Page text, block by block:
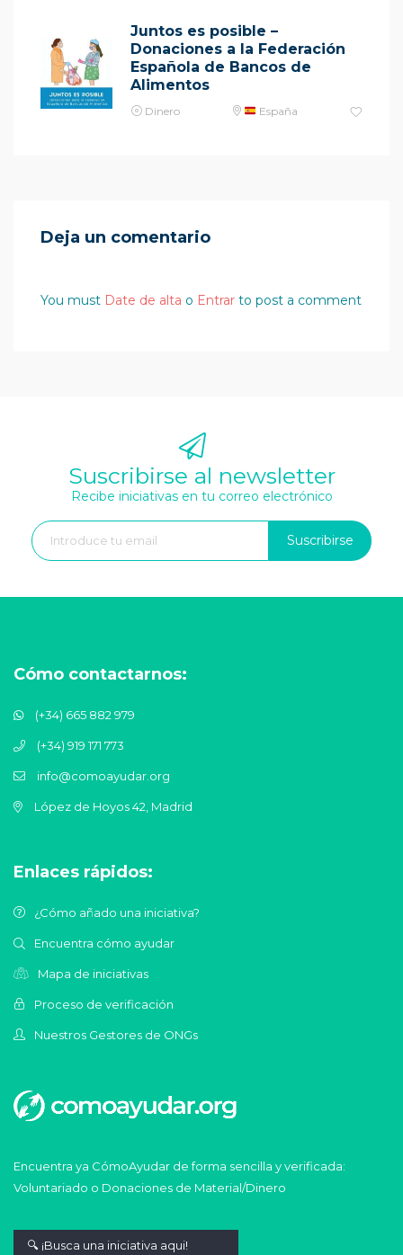
Juntos es posible –
Donaciones a la Federación
Española de Bancos de
Alimentos
Dinero España
Deja un comentario
You must Date de alta o Entrar to post a comment
Suscribirse al newsletter
Recibe iniciativas en tu correo electrónico
Suscribirse
Cómo contactarnos:
(+34) 665 882 979
(+34) 919 171 773
info@comoayudar.org
López de Hoyos 42, Madrid
Enlaces rápidos:
¿Cómo añado una iniciativa?
Encuentra cómo ayudar
Mapa de iniciativas
Proceso de verificación
Nuestros Gestores de ONGs
Encuentra ya CómoAyudar de forma sencilla y verificada:
Voluntariado o Donaciones de Material/Dinero